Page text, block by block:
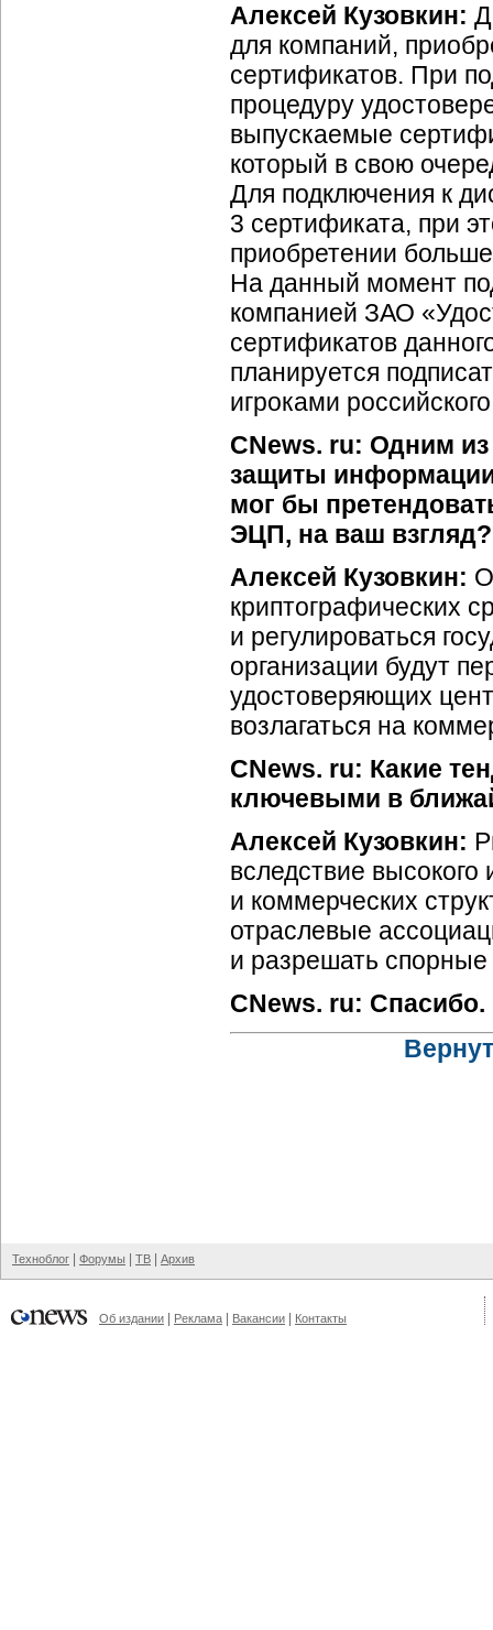
Алексей Кузовкин:
для компаний,
сертификатов. При
процедуру
выпускаемые
который в свою
Для подключения к
3 сертификата, при
приобретении
На данный момент
компанией ЗАО
сертификатов
планируется
игроками
CNews. ru: Одним
защиты
мог бы
ЭЦП, на ваш взгляд?
Алексей Кузовкин:
криптографических
и регулироваться
организации будут
удостоверяющих
возлагаться на
CNews. ru: Какие
ключевыми в
Алексей Кузовкин:
вследствие
и коммерческих
отраслевые
и разрешать
CNews. ru: Спасибо.
Техноблог Форумы ТВ Архив
Об издании Реклама Вакансии Контакты